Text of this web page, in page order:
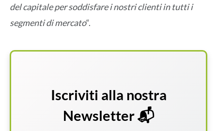
del capitale per soddisfare i nostri clienti in tutti i
segmenti di mercato“.
Iscriviti alla nostra
Newsletter 📬